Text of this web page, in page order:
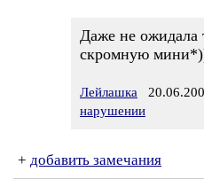
Даже не ожидала
скромную
Лейлашка
нарушении
+ добавить замечания